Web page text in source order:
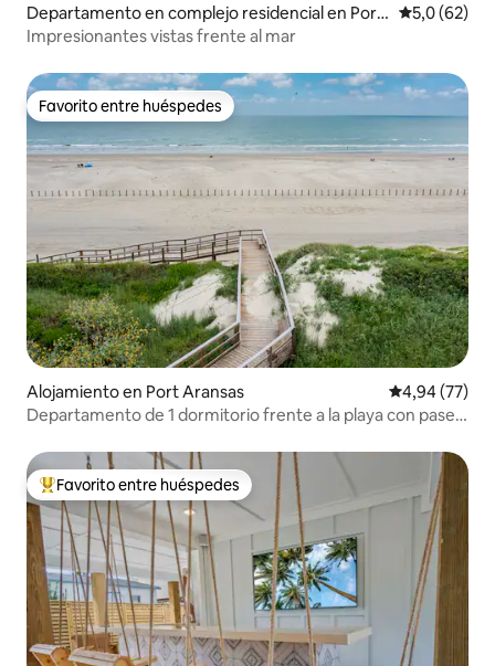
Departamento en complejo residencial en Port
Aransas
Calificación
5,0 (62)
Impresionantes vistas frente al mar
Favorito entre huéspedes
Favorito entre huéspedes
Alojamiento en Port Aransas Calificación
4,94 (77)
Departamento de 1 dormitorio frente a la playa con paseo
Favorito entre los huéspedes más destacados
Favorito entre huéspedes